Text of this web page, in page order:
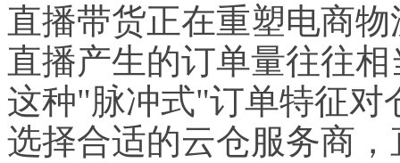
直播带货正在重塑电商
直播产生的订单量往往
这种"脉冲式"订单特征对
选择合适的云仓服务商